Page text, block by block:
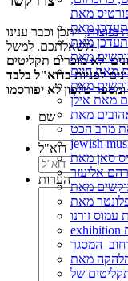
מאת חיים
מאת אילן
מרב הכט
אליעזר
עמוס זורנו
נפוצות, ייתכן וכבר ענינו
לשאלתכם. למשל:
שם
דוא"ל
הערות